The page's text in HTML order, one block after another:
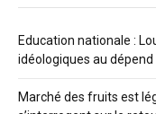
Education nationale :
idéologiques au
Marché des fruits est